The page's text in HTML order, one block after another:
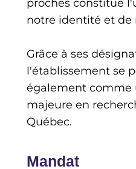
notre identité et de
Grâce à ses
l'établissement se
également comme
majeure en
Québec.
Mandat